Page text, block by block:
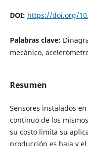
DOI: https://doi.org/
Palabras clave:
mecánico,
Resumen
Sensores instalados
continuo de los
su costo limita su
producción es baja y